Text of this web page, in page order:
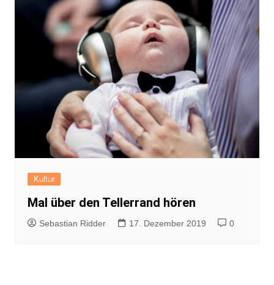
Kultur
Mal über den Tellerrand hören
Sebastian Ridder 17. Dezember 2019 0